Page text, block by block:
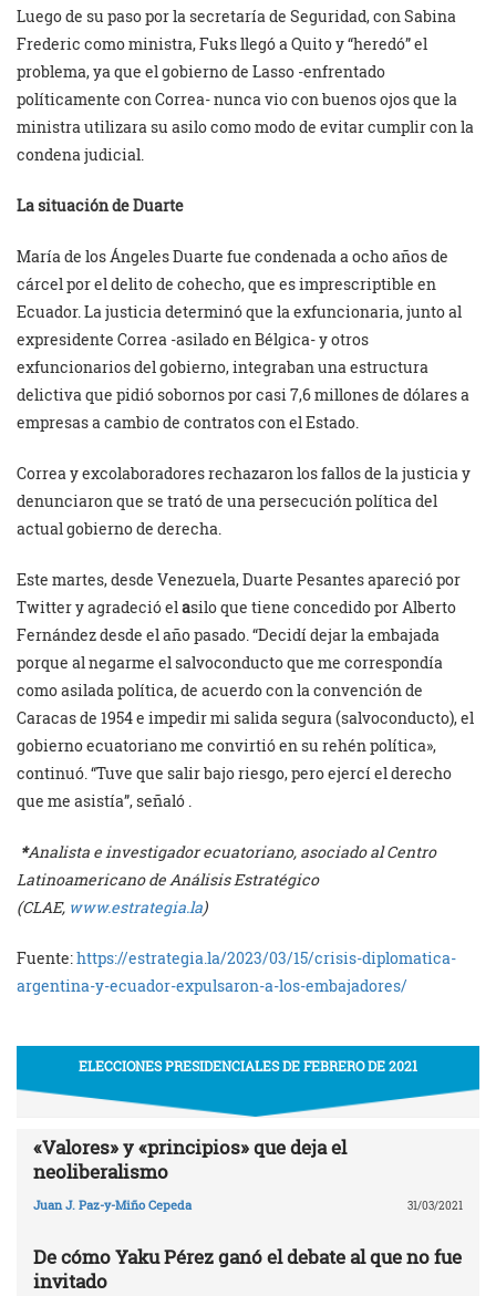
Luego de su paso por la secretaría de Seguridad, con Sabina
Frederic como ministra, Fuks llegó a Quito y “heredó” el
problema, ya que el gobierno de Lasso -enfrentado
políticamente con Correa- nunca vio con buenos ojos que la
ministra utilizara su asilo como modo de evitar cumplir con la
condena judicial.
La situación de Duarte
María de los Ángeles Duarte fue condenada a ocho años de
cárcel por el delito de cohecho, que es imprescriptible en
Ecuador. La justicia determinó que la exfuncionaria, junto al
expresidente Correa -asilado en Bélgica- y otros
exfuncionarios del gobierno, integraban una estructura
delictiva que pidió sobornos por casi 7,6 millones de dólares a
empresas a cambio de contratos con el Estado.
Correa y excolaboradores rechazaron los fallos de la justicia y
denunciaron que se trató de una persecución política del
actual gobierno de derecha.
Este martes, desde Venezuela, Duarte Pesantes apareció por
Twitter y agradeció elasilo que tiene concedido por Alberto
Fernández desde el año pasado. “Decidí dejar la embajada
porque al negarme el salvoconducto que me correspondía
como asilada política, de acuerdo con la convención de
Caracas de 1954 e impedir mi salida segura (salvoconducto), el
gobierno ecuatoriano me convirtió en su rehén política»,
continuó. “Tuve que salir bajo riesgo, pero ejercí el derecho
que me asistía”, señaló .
*Analista e investigador ecuatoriano, asociado al Centro
Latinoamericano de Análisis Estratégico
(CLAE, www.estrategia.la)
Fuente:https://estrategia.la/2023/03/15/crisis-diplomatica-
argentina-y-ecuador-expulsaron-a-los-embajadores/
ELECCIONES PRESIDENCIALES DE FEBRERO DE 2021
«Valores» y «principios» que deja el
neoliberalismo
Juan J. Paz-y-Miño Cepeda 31/03/2021
De cómo Yaku Pérez ganó el debate al que no fue
invitado